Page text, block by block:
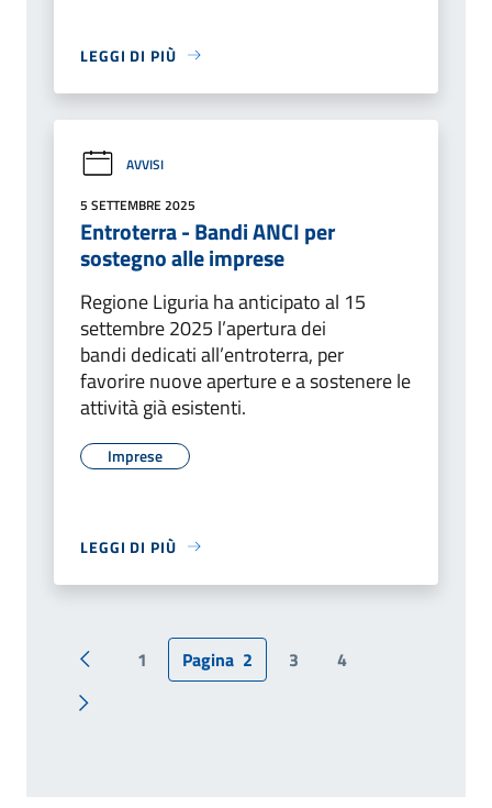
LEGGI DI PIÙ
AVVISI
5 SETTEMBRE 2025
Entroterra - Bandi ANCI per
sostegno alle imprese
Regione Liguria ha anticipato al 15
settembre 2025 l’apertura dei
bandi dedicati all’entroterra, per
favorire nuove aperture e a sostenere le
attività già esistenti.
Imprese
LEGGI DI PIÙ
Pagina precedente
1 Pagina 2 3 4
Pagina successiva